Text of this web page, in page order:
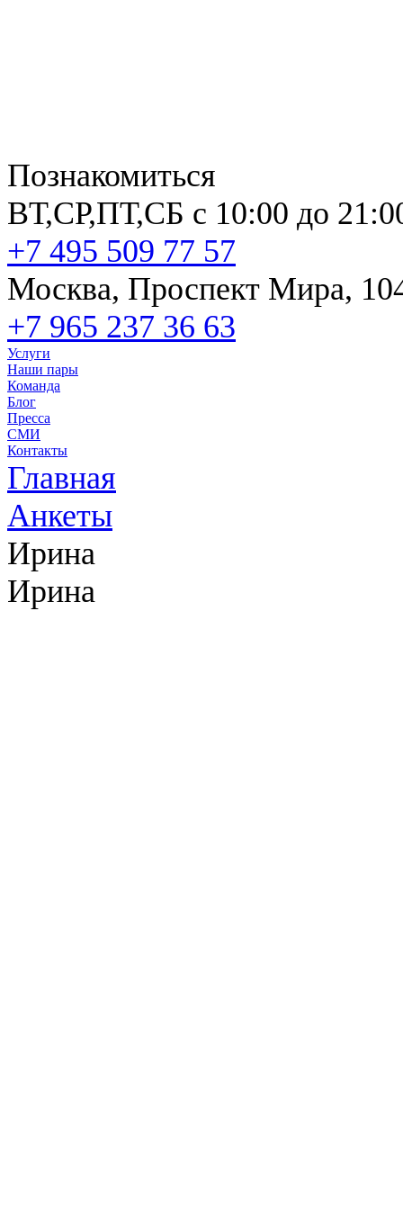
Познакомиться
ВТ,СР,ПТ,СБ с 10:00 до
+7 495 509 77 57
Москва, Проспект Мира,
+7 965 237 36 63
Услуги
Наши пары
Команда
Блог
Пресса
СМИ
Контакты
Главная
Анкеты
Ирина
Ирина